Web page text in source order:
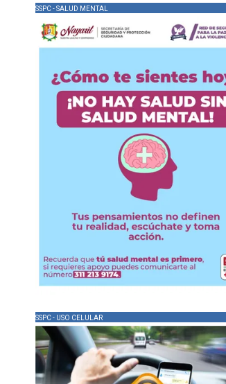
SSPC - SALUD MENTAL
SSPC - USO CELULAR